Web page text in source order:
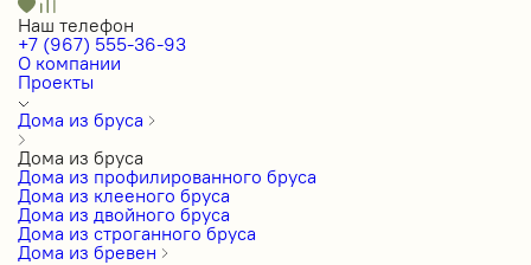
Наш телефон
+7 (967) 555-36-93
О компании
Проекты
Дома из бруса
Дома из бруса
Дома из профилированного бруса
Дома из клееного бруса
Дома из двойного бруса
Дома из строганного бруса
Дома из бревен